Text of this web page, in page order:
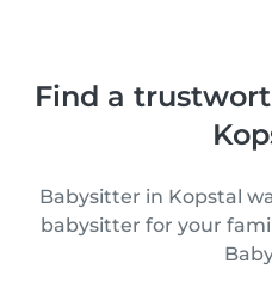
Find a
Babysitter in Kopstal
babysitter for your